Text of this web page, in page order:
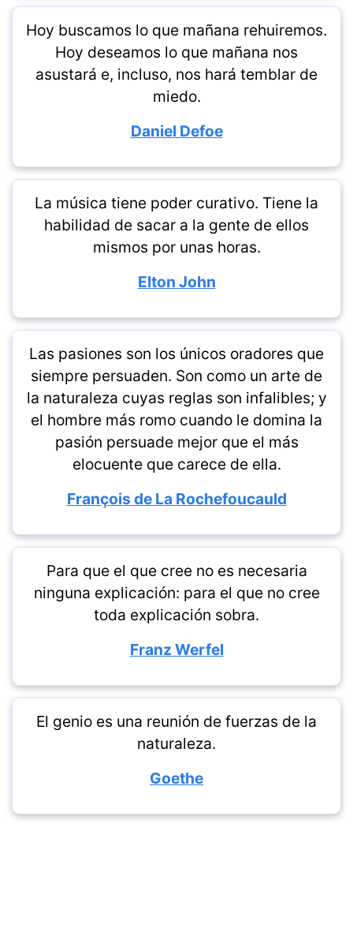
Hoy buscamos lo que mañana rehuiremos.
Hoy deseamos lo que mañana nos
asustará e, incluso, nos hará temblar de
miedo.
Daniel Defoe
La música tiene poder curativo. Tiene la
habilidad de sacar a la gente de ellos
mismos por unas horas.
Elton John
Las pasiones son los únicos oradores que
siempre persuaden. Son como un arte de
la naturaleza cuyas reglas son infalibles; y
el hombre más romo cuando le domina la
pasión persuade mejor que el más
elocuente que carece de ella.
François de La Rochefoucauld
Para que el que cree no es necesaria
ninguna explicación: para el que no cree
toda explicación sobra.
Franz Werfel
El genio es una reunión de fuerzas de la
naturaleza.
Goethe